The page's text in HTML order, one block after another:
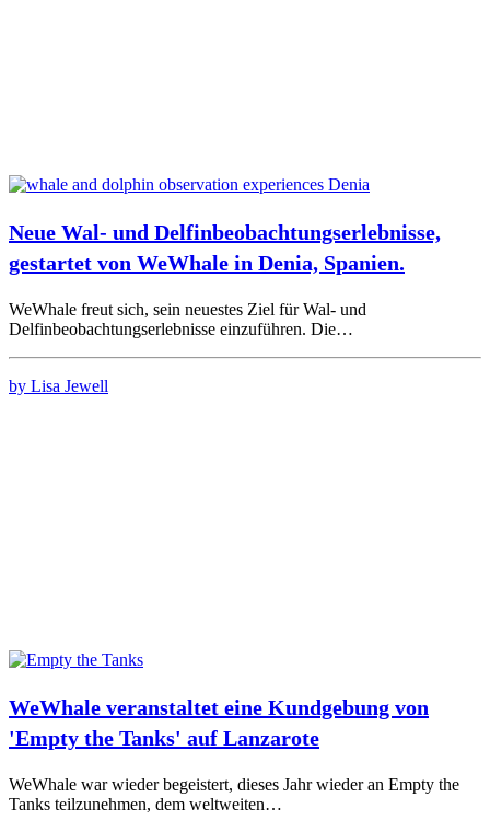
Neue Wal- und Delfinbeobachtungserlebnisse,
gestartet von WeWhale in Denia, Spanien.
WeWhale freut sich, sein neuestes Ziel für Wal- und
Delfinbeobachtungserlebnisse einzuführen. Die…
by Lisa Jewell
WeWhale veranstaltet eine Kundgebung von
'Empty the Tanks' auf Lanzarote
WeWhale war wieder begeistert, dieses Jahr wieder an Empty the
Tanks teilzunehmen, dem weltweiten…